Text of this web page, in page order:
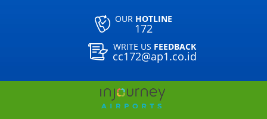
OUR HOTLINE
172
WRITE US FEEDBACK
cc172@ap1.co.id